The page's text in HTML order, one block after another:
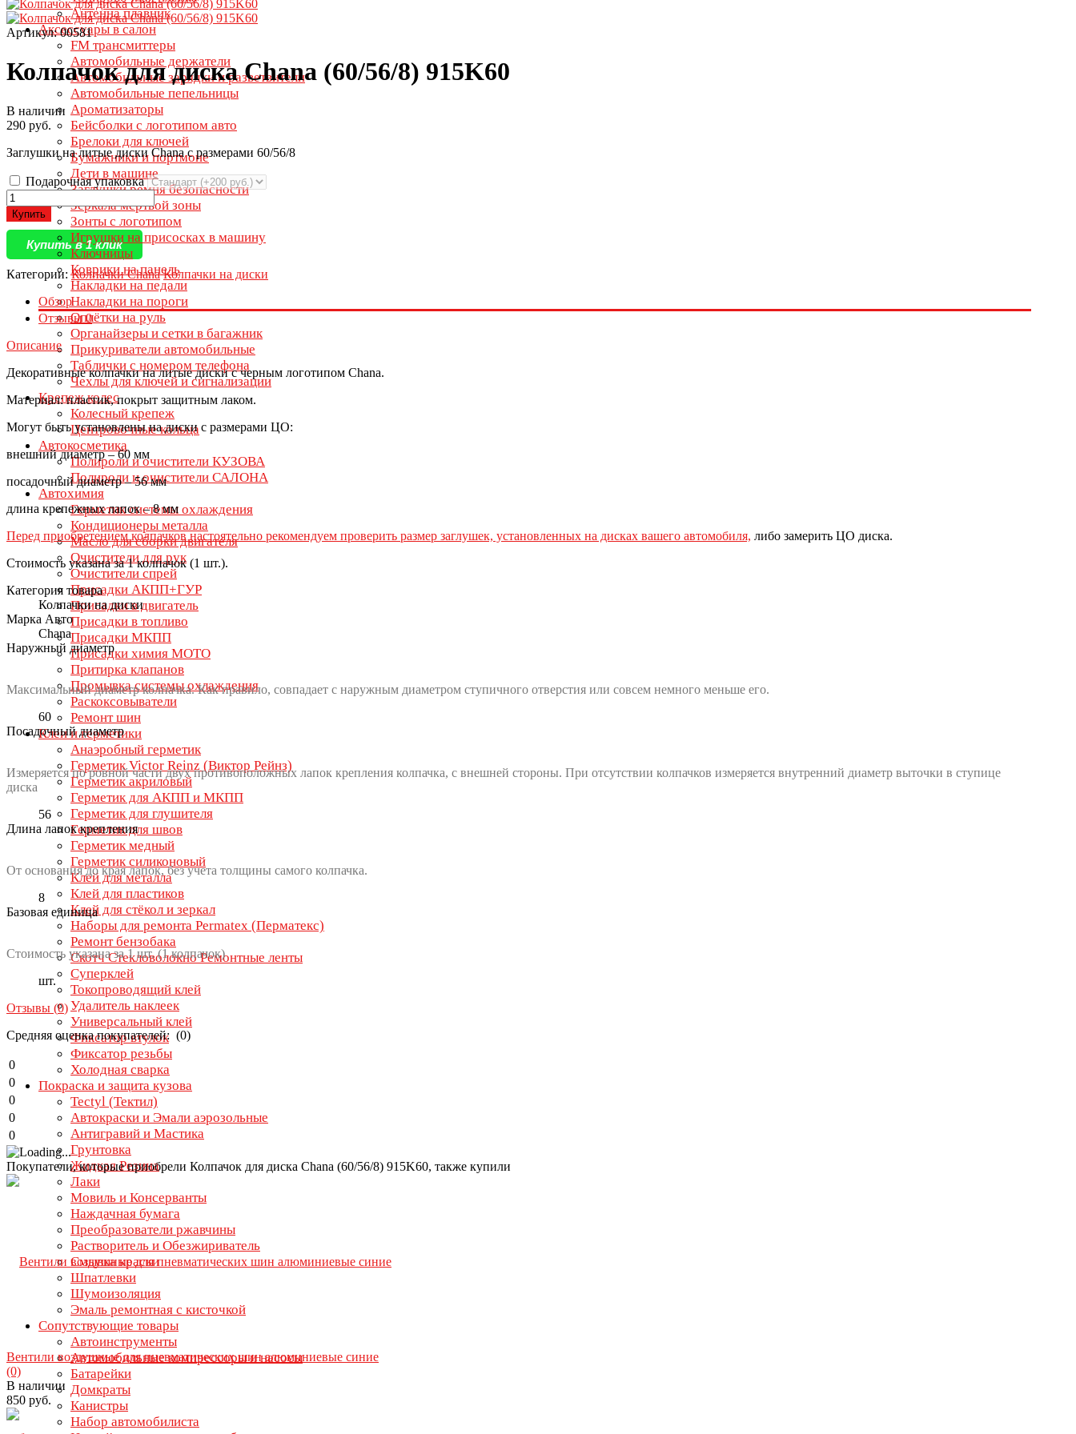
Антенна плавник
Аксессуары в салон
FM трансмиттеры
Автомобильные держатели
Автомобильные зарядки и разветвители
Автомобильные пепельницы
Ароматизаторы
Бейсболки с логотипом авто
Брелоки для ключей
Бумажники и портмоне
Дети в машине
Заглушки ремня безопасности
Зеркала мертвой зоны
Зонты с логотипом
Игрушки на присосках в машину
Ключницы
Коврики на панель
Накладки на педали
Накладки на пороги
Оплётки на руль
Органайзеры и сетки в багажник
Прикуриватели автомобильные
Таблички с номером телефона
Чехлы для ключей и сигнализации
Крепеж колес
Колесный крепеж
Центровочные кольца
Автокосметика
Полироли и очистители КУЗОВА
Полироли и очистители САЛОНА
Автохимия
Герметик системы охлаждения
Кондиционеры металла
Масло для сборки двигателя
Очистители для рук
Очистители спрей
Присадки АКПП+ГУР
Присадки в двигатель
Присадки в топливо
Присадки МКПП
Присадки химия МОТО
Притирка клапанов
Промывка системы охлаждения
Раскоксовыватели
Ремонт шин
Клеи и герметики
Анаэробный герметик
Герметик Victor Reinz (Виктор Рейнз)
Герметик акриловый
Герметик для АКПП и МКПП
Герметик для глушителя
Герметик для швов
Герметик медный
Герметик силиконовый
Клей для металла
Клей для пластиков
Клей для стёкол и зеркал
Наборы для ремонта Permatex (Перматекс)
Ремонт бензобака
Скотч Стекловолокно Ремонтные ленты
Суперклей
Токопроводящий клей
Удалитель наклеек
Универсальный клей
Фиксатор втулок
Фиксатор резьбы
Холодная сварка
Покраска и защита кузова
Tectyl (Тектил)
Автокраски и Эмали аэрозольные
Антигравий и Мастика
Грунтовка
Жидкая Резина
Лаки
Мовиль и Консерванты
Наждачная бумага
Преобразователи ржавчины
Растворитель и Обезжириватель
Смывка краски
Шпатлевки
Шумоизоляция
Эмаль ремонтная с кисточкой
Сопутствующие товары
Автоинструменты
Автомобильные компрессоры и насосы
Батарейки
Домкраты
Канистры
Набор автомобилиста
Артикул: 00581
Колпачок для диска Chana (60/56/8) 915K60
В наличии
290 руб.
Заглушки на литые диски Chana с размерами 60/56/8
Подарочная упаковка
Купить
Купить в 1 клик
Категории:Колпачки Chana Колпачки на диски
Обзор
Отзывы0
Описание
Декоративные колпачки на литые диски с черным логотипом Chana.
Материал: пластик, покрыт защитным лаком.
Могут быть установлены на диски с размерами ЦО:
внешний диаметр – 60 мм
посадочный диаметр – 56 мм
длина крепежных лапок – 8 мм
Перед приобретением колпачков настоятельно рекомендуем проверить размер заглушек, установленных на дисках вашего автомобиля, либо замерить ЦО диска.
Стоимость указана за 1 колпачок (1 шт.).
Категория товара
Колпачки на диски
Марка Авто
Chana
Наружный диаметр
Максимальный диаметр колпачка. Как правило, совпадает с наружным диаметром ступичного отверстия или совсем немного меньше его.
60
Посадочный диаметр
Измеряется по ровной части двух противоположных лапок крепления колпачка, с внешней стороны. При отсутствии колпачков измеряется внутренний диаметр выточки в ступице
диска
56
Длина лапок крепления
От основания до края лапок, без учета толщины самого колпачка.
8
Базовая единица
Стоимость указана за 1 шт. (1 колпачок)
шт.
Отзывы (0)
Средняя оценка покупателей: (0)
0
0
0
0
0
Покупатели, которые приобрели Колпачок для диска Chana (60/56/8) 915K60, также купили
Вентили воздушные для пневматических шин алюминиевые синие
(0)
В наличии
850 руб.